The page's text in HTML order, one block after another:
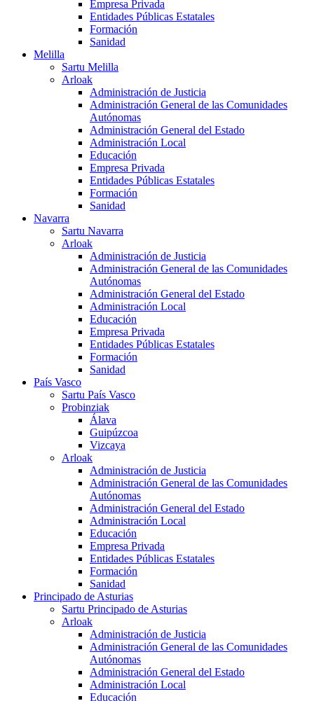
Empresa Privada
Entidades Públicas Estatales
Formación
Sanidad
Melilla
Sartu Melilla
Arloak
Administración de Justicia
Administración General de las Comunidades
Autónomas
Administración General del Estado
Administración Local
Educación
Empresa Privada
Entidades Públicas Estatales
Formación
Sanidad
Navarra
Sartu Navarra
Arloak
Administración de Justicia
Administración General de las Comunidades
Autónomas
Administración General del Estado
Administración Local
Educación
Empresa Privada
Entidades Públicas Estatales
Formación
Sanidad
País Vasco
Sartu País Vasco
Probinziak
Álava
Guipúzcoa
Vizcaya
Arloak
Administración de Justicia
Administración General de las Comunidades
Autónomas
Administración General del Estado
Administración Local
Educación
Empresa Privada
Entidades Públicas Estatales
Formación
Sanidad
Principado de Asturias
Sartu Principado de Asturias
Arloak
Administración de Justicia
Administración General de las Comunidades
Autónomas
Administración General del Estado
Administración Local
Educación